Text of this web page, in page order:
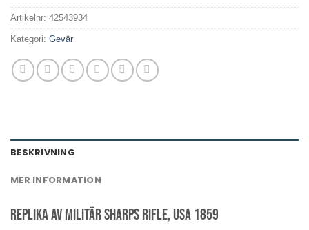
Artikelnr: 42543934
Kategori: Gevär
BESKRIVNING
MER INFORMATION
Replika av militär Sharps Rifle, USA 1859